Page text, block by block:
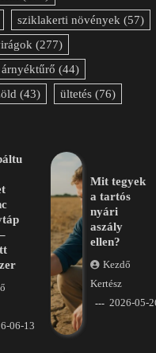
sziklakerti növények (57)
(277)
árnyéktűrő (44)
(43) ültetés (76)
06-13
Mit tegyek
a tartós
nyári
aszály
ellen?
Kezdő
Kertész
2026-05-